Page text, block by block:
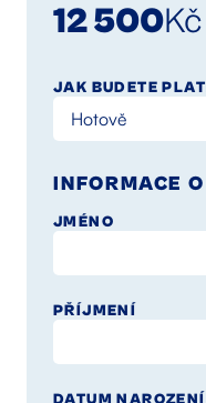
12 500Kč
JAK BUDETE
INFORMACE
JMÉNO
PŘÍJMENÍ